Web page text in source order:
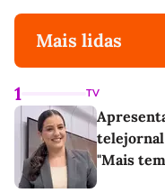
Mais lidas
1 TV
telejornal
"Mais